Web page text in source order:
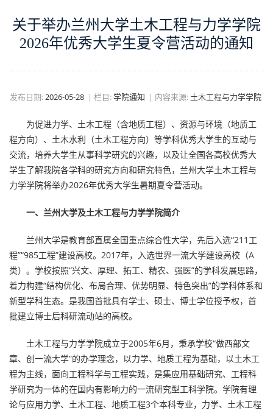
关于举办兰州大学土木工程与力学学院
2026年优秀大学生夏令营活动的通知
发布日期:2026-05-28 | 栏目:学院通知 | 内容来源: 土木工程与力学学院
为促进力学、土木工程（含地质工程）、资源与环境（地质工
程方向）、土木水利（土木工程方向）等学科优秀大学生的互动与
交流，培养大学生从事科学研究的兴趣，以及让全国各高校优秀大
学生了解我院各学科的研究方向和研究特色，兰州大学土木工程与
力学学院将举办2026年优秀大学生暑期夏令营活动。
一、兰州大学及土木工程与力学学院简介
兰州大学是教育部直属全国重点综合性大学，先后入选“211工
程”“985工程”建设高校。2017年，入选世界一流大学建设高校（A
类）。学校按照“兴文、厚理、拓工、精农、强医”的学科发展思路，
着力构建“结构优化、布局合理、优势明显、特色突出”的学科体系和
新型学科生态。是我国首批具有学士、硕士、博士学位授予权，首
批建立博士后科研流动站的高校。
土木工程与力学学院成立于2005年6月，秉承学校“做西部文
章、创一流大学”的办学理念，以力学、地质工程为基础，以土木工
程为主线，面向工程科学与工程实践，是集应用基础研究、工程科
学研究为一体的在国内有影响力的一流研究型工科学院。学院有理
论与应用力学、土木工程、地质工程3个本科专业，力学、土木工程